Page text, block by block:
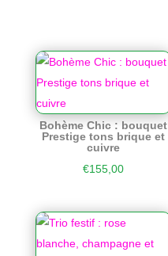
Bohème Chic : bouquet
Prestige tons brique et
cuivre
€155,00